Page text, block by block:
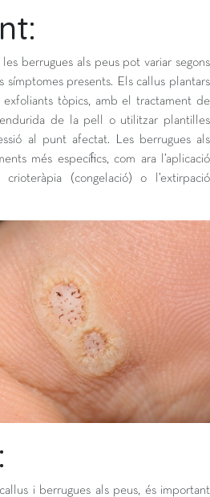
berrugues als peus pot variar segons
símptomes presents. Els callus plantars
tòpics, amb el tractament de
de la pell o utilitzar plantilles
al punt afectat. Les berrugues als
més específics, com ara l’aplicació
(congelació) o l’extirpació
i berrugues als peus, és important